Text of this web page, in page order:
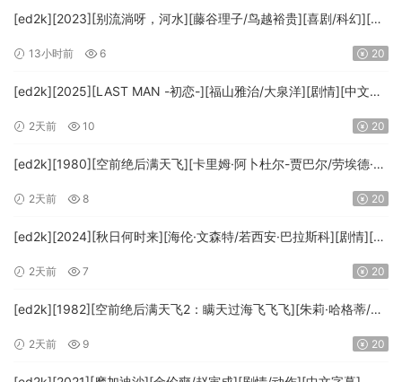
[ed2k][2023][别流淌呀，河水][藤谷理子/鸟越裕贵][喜剧/科幻][中
13小时前 6 20
[ed2k][2025][LAST MAN -初恋-][福山雅治/大泉洋][剧情][中文字
2天前 10 20
[ed2k][1980][空前绝后满天飞][卡里姆·阿卜杜尔-贾巴尔/劳埃德·布
HD.MA5.1.x265.10bit-BeiTai]
2天前 8 20
[ed2k][2024][秋日何时来][海伦·文森特/若西安·巴拉斯科][剧情][中
FRDS]
2天前 7 20
[ed2k][1982][空前绝后满天飞2：瞒天过海飞飞飞][朱莉·哈格蒂/罗
[1080p.BluRay.x264.DTS-WiKi]
2天前 9 20